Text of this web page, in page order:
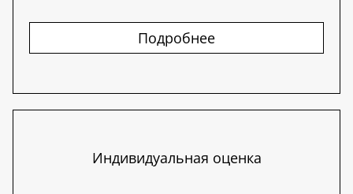
Подробнее
Индивидуальная оценка